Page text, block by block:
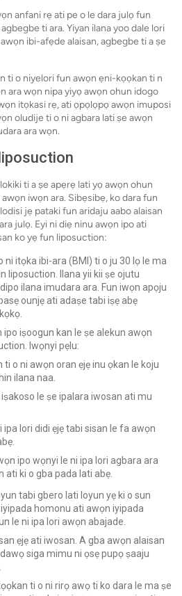
anfani rẹ ati pe o le dara julọ fun
ti ara. Yiyan ilana yoo dale lori
ibi-afẹde alaisan, agbegbe ti a ṣe
ti o niyelori fun awọn ẹni-kọọkan ti n
ara wọn nipa yiyọ awọn ohun idogo
itọkasi rẹ, ati ọpọlọpọ awọn imuposi
oludije ti o ni agbara lati ṣe awọn
ara wọn.
ti a ṣe apẹrẹ lati yọ awọn ohun
iwọn ara. Sibẹsibẹ, ko dara fun
jẹ pataki fun aridaju aabo alaisan
julọ. Eyi ni diẹ ninu awọn ipo ati
ko yẹ fun liposuction:
ni itọka ibi-ara (BMI) ti o ju 30 lọ le ma
liposuction. Ilana yii kii ṣe ojutu
ilana imudara ara. Fun iwọn apọju
ounjẹ ati adaṣe tabi iṣẹ abẹ
ipo iṣoogun kan le ṣe alekun awọn
Iwọnyi pẹlu:
ti o ni awọn oran ẹjẹ inu ọkan le koju
ilana naa.
le ṣe ipalara iwosan ati mu
ipa lori didi ẹjẹ tabi sisan le fa awọn
ipo wọnyi le ni ipa lori agbara ara
ati ki o gba pada lati abẹ.
tabi gbero lati loyun yẹ ki o sun
homonu ati awọn iyipada
le ni ipa lori awọn abajade.
ẹjẹ ati iwosan. A gba awọn alaisan
siga mimu ni ọsẹ pupọ ṣaaju
ti o ni rirọ awọ ti ko dara le ma ṣe